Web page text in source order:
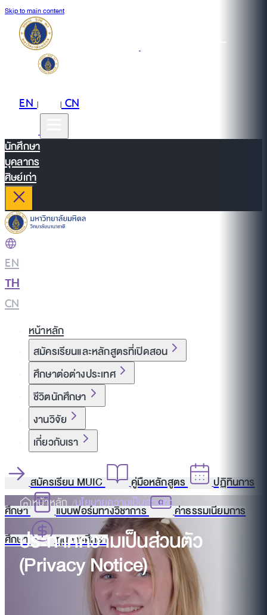
Skip to main content
EN| |CN
นักศึกษา
บุคลากร
ศิษย์เก่า
EN
TH
CN
หน้าหลัก
สมัครเรียนและหลักสูตรที่เปิดสอน
ศึกษาต่อต่างประเทศ
ชีวิตนักศึกษา
งานวิจัย
เกี่ยวกับเรา
สมัครเรียน MUIC คู่มือหลักสูตร
ปฏิทินการ
ศึกษา
แบบฟอร์มทางวิชาการ
ค่าธรรมเนียมการ
ศึกษา
ทุนการศึกษา
หน้าหลัก นโยบายความเป็นส่วนตัว
ประกาศความเป็นส่วนตัว​
(Privacy Notice)